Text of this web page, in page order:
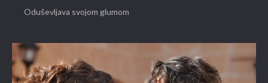
Oduševljava svojom glumom